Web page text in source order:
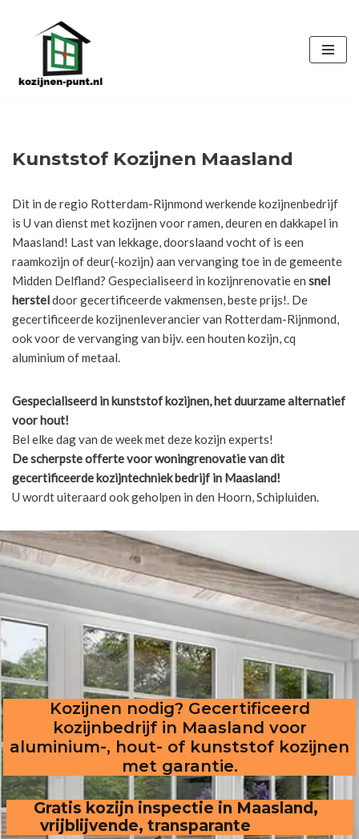
de
Kunststof Kozijnen Maasland
Dit in de regio Rotterdam-Rijnmond werkende kozijnenbedrijf
is U van dienst met kozijnen voor ramen, deuren en dakkapel in
Maasland! Last van lekkage, doorslaand vocht of is een
raamkozijn of deur(-kozijn) aan vervanging toe in de gemeente
Midden Delfland? Gespecialiseerd in kozijnrenovatie en snel
hersteldoor gecertificeerde vakmensen, beste prijs!. De
gecertificeerde kozijnenleverancier van Rotterdam-Rijnmond,
ook voor de vervanging van bijv. een houten kozijn, cq
aluminium of metaal.
Gespecialiseerd in kunststof kozijnen, het duurzame alternatief
voor hout!
Bel elke dag van de week met deze kozijn experts!
De scherpsteofferte voor woningrenovatie van dit
gecertificeerde kozijntechniek bedrijf in Maasland!
U wordt uiteraard ook geholpen in den Hoorn, Schipluiden.
Kozijnen nodig? Gecertificeerd
kozijnbedrijf in Maasland voor
aluminium-, hout- of kunststof kozijnen
met garantie.
Gratis kozijn inspectie in Maasland,
vrijblijvende, transparante offerte